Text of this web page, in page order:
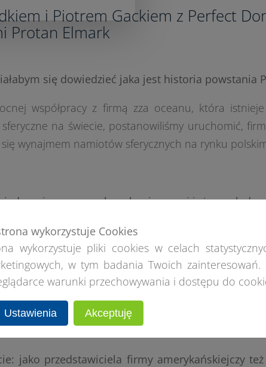
i Piotrem Gackiem z Perfect
Protan Elmark
się dowiedzieć jaka jest historia powstania
współpracy z firmą zza oceanu, która
na świecie, postanowiliśmy uruchomić,
się wynajmem namiotów sferycznych na rynku
w pracy z kopułami wynosi już parę
sięgają 2013r. Od początku byłem
wdrożony w projektowanie namiotów
w szczególności z Witkiem Wolasem, który
już wprowadzałem Piotra w temat i
go w Polsce i zagranicą Piotr nie miał
jako przedstawiciela firmy amerykańskiejczy
wykorzystuje Cookies
wykorzystuje pliki cookies w celach
w tym badania Twoich zainteresowań.
warunki przechowywania i dostępu do
Ustawienia Akceptuję